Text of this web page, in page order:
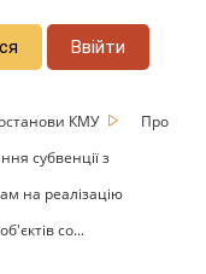
Ввійти
КМУ
Про
субвенції з
на реалізацію
со...